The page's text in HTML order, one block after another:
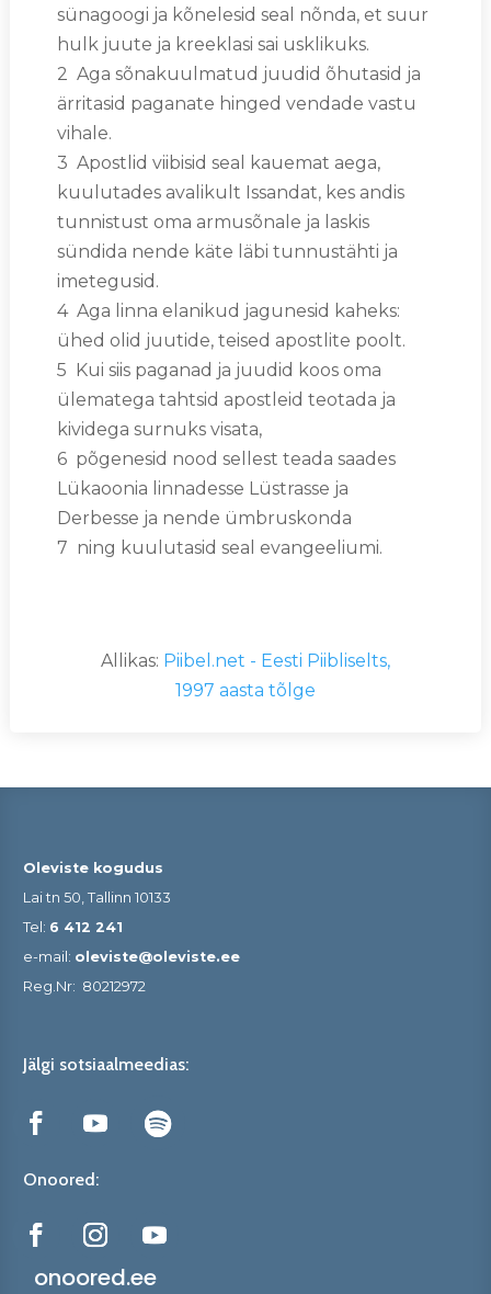
sünagoogi ja kõnelesid seal nõnda, et suur
hulk juute ja kreeklasi sai usklikuks.
2 Aga sõnakuulmatud juudid õhutasid ja
ärritasid paganate hinged vendade vastu
vihale.
3 Apostlid viibisid seal kauemat aega,
kuulutades avalikult Issandat, kes andis
tunnistust oma armusõnale ja laskis
sündida nende käte läbi tunnustähti ja
imetegusid.
4 Aga linna elanikud jagunesid kaheks:
ühed olid juutide, teised apostlite poolt.
5 Kui siis paganad ja juudid koos oma
ülematega tahtsid apostleid teotada ja
kividega surnuks visata,
6 põgenesid nood sellest teada saades
Lükaoonia linnadesse Lüstrasse ja
Derbesse ja nende ümbruskonda
7 ning kuulutasid seal evangeeliumi.
Allikas: Piibel.net - Eesti Piibliselts,
1997 aasta tõlge
Oleviste kogudus
Lai tn 50, Tallinn 10133
Tel: 6 412 241
e-mail: oleviste@oleviste.ee
Reg.Nr: 80212972
Jälgi sotsiaalmeedias:
Onoored:
onoored.ee